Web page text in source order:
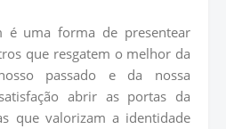
é uma forma de presentear
que resgatem o melhor da
passado e da nossa
abrir as portas da
que valorizam a identidade